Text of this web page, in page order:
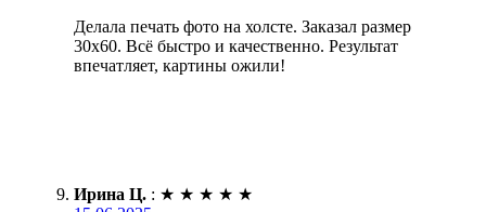
Делала печать фото на холсте. Заказал размер
30х60. Всё быстро и качественно. Результат
впечатляет, картины ожили!
Ирина Ц. : ★ ★ ★ ★ ★